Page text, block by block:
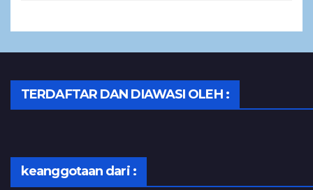
TERDAFTAR DAN DIAWASI OLEH :
keanggotaan dari :